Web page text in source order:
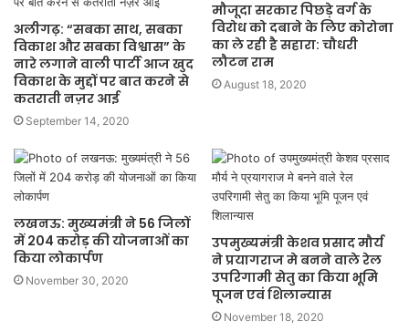
अलीगढ़: “सबका साथ, सबका
विकाश और सबका विश्वास” के
नारे लगाने वाली पार्टी आज खुद
विकाश के मुद्दों पर बात करने से
कतराती नज़र आई
September 14, 2020
मौजूदा सरकार पिछड़े वर्ग के
विरोध को दबाने के लिए कोरोना
का ले रही है सहारा: चौधरी
लौटन राम
August 18, 2020
लखनऊ: मुख्यमंत्री ने 56 जिलों
में 204 करोड़ की योजनाओं का
किया लोकार्पण
November 30, 2020
उपमुख्यमंत्री केशव प्रसाद मौर्य
ने प्रयागराज मे बनने वाले रेल
उपरिगामी सेतु का किया भूमि
पूजन एवं शिलान्यास
November 18, 2020